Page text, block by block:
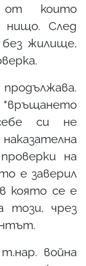
които
нищо. След
жилище,
си не
на
е заверил
която се е
този, чрез
война